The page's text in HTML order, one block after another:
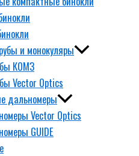
и монокуляры
КОМЗ
Vector Optics
дальномеры
Vector Optics
GUIDE